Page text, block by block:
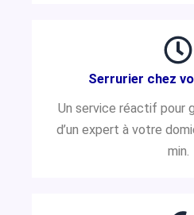
Serrurier chez
Un service réactif pour
d’un expert à votre
min.